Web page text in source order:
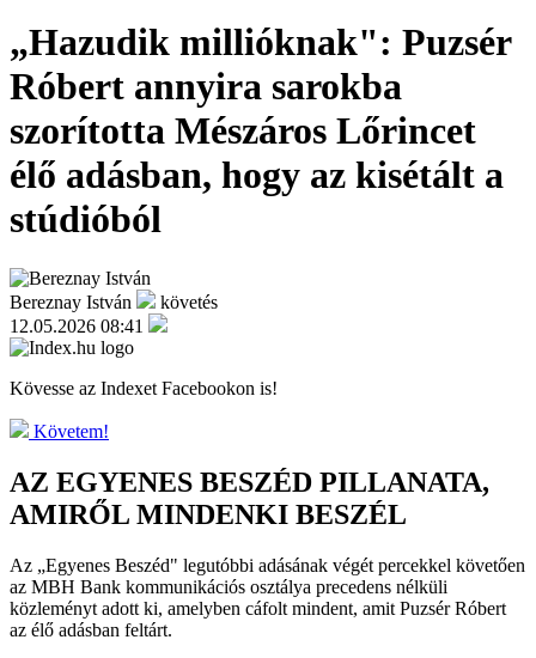
„Hazudik millióknak": Puzsér
Róbert annyira sarokba
szorította Mészáros Lőrincet
élő adásban, hogy az kisétált a
stúdióból
Bereznay István
követés
12.05.2026 08:41
Kövesse az Indexet Facebookon is!
Követem!
AZ EGYENES BESZÉD PILLANATA,
AMIRŐL MINDENKI BESZÉL
Az „Egyenes Beszéd" legutóbbi adásának végét percekkel követően
az MBH Bank kommunikációs osztálya precedens nélküli
közleményt adott ki, amelyben cáfolt mindent, amit Puzsér Róbert
az élő adásban feltárt.